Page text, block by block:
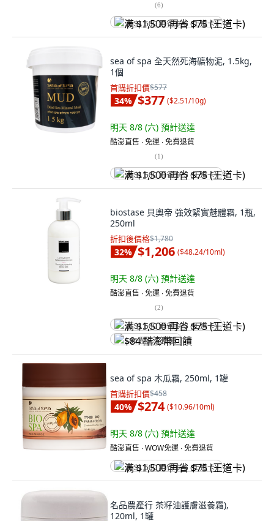
(6)
满 $1,500 再省 $75 (王道卡)
sea of spa 全天然死海礦物泥, 1.5kg,
1個
首購折扣價$577
34% $377 ($2.51/10g)
明天 8/8 (六) 預計送達
酷澎直售 ∙ 免運 ∙ 免費退貨
(1)
满 $1,500 再省 $75 (王道卡)
biostase 貝奧帝 強效緊實魅體霜, 1瓶,
250ml
折扣後價格$1,780
32% $1,206 ($48.24/10ml)
明天 8/8 (六) 預計送達
酷澎直售 ∙ 免運 ∙ 免費退貨
(2)
满 $1,500 再省 $75 (王道卡)
$84 酷澎幣回饋
sea of spa 木瓜霜, 250ml, 1罐
首購折扣價$458
40% $274 ($10.96/10ml)
明天 8/8 (六) 預計送達
酷澎直售 ∙ WOW免運 ∙ 免費退貨
满 $1,500 再省 $75 (王道卡)
名品農產行 茶籽油護膚滋養霜),
120ml, 1罐